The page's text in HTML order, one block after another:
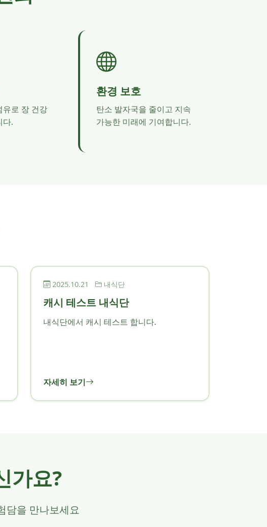
유로 장 건강
다.
환경 보호
탄소 발자국을 줄이고 지속
가능한 미래에 기여합니다.
2025.10.21 내식단
캐시 테스트 내식단
내식단에서 캐시 테스트 합니다.
자세히 보기
가요?
담을 만나보세요